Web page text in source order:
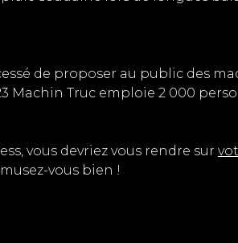
cessé de proposer au public des
Machin Truc emploie 2 000
vous devriez vous rendre sur
vous bien !